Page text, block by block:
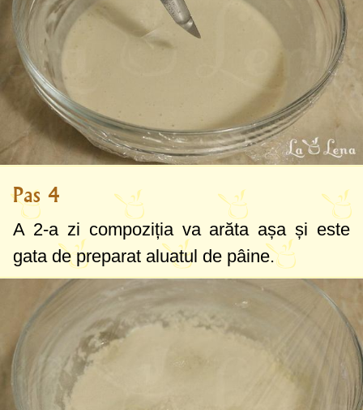
Pas 4
A 2-a zi compoziția va arăta așa și este
gata de preparat aluatul de pâine.